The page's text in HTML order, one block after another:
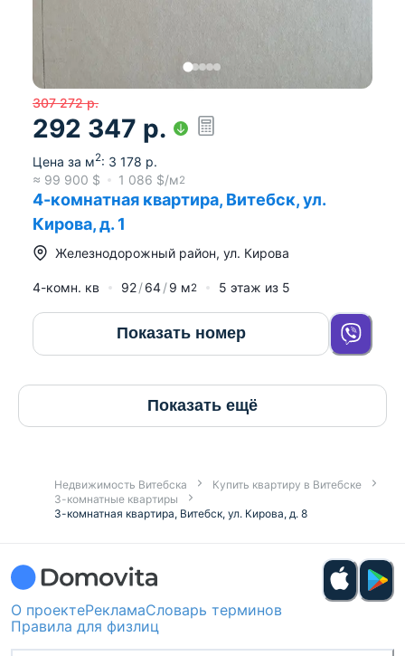
307 272 р.
292 347 р.
Цена за м2: 3 178 р.
≈ 99 900 $ 1 086 $/м2
4-комнатная квартира, Витебск, ул.
Кирова, д. 1
Железнодорожный район, ул. Кирова
4-комн. кв 92 64 9 м2 5 этаж из 5
Показать номер
Показать ещё
Недвижимость Витебска
Купить квартиру в Витебске
3-комнатные квартиры
3-комнатная квартира, Витебск, ул. Кирова, д. 8
О проектеРекламаСловарь терминов
Правила для физлиц